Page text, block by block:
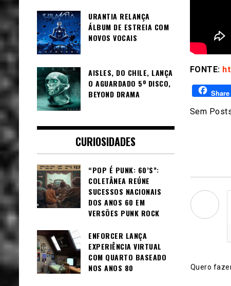
FONTE:
Share
Sem
Quero
URANTIA RELANÇA
ÁLBUM DE ESTREIA COM
NOVOS VOCAIS
AISLES, DO CHILE, LANÇA
O AGUARDADO 5º DISCO,
BEYOND DRAMA
CURIOSIDADES
“POP É PUNK: 60’S”:
COLETÂNEA REÚNE
SUCESSOS NACIONAIS
DOS ANOS 60 EM
VERSÕES PUNK ROCK
ENFORCER LANÇA
EXPERIÊNCIA VIRTUAL
COM QUARTO BASEADO
NOS ANOS 80